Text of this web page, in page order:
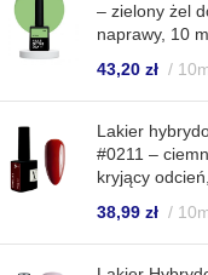
– zielony żel
naprawy, 10
43,20 zł
Lakier
#0211 –
kryjący
38,99 zł